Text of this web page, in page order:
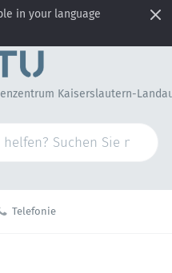
in your language
Kaiserslautern-
Telefonie